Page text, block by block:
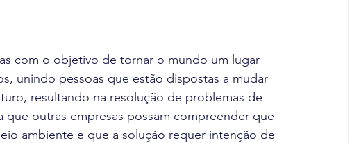
com o objetivo de tornar o mundo um lugar
unindo pessoas que estão dispostas a mudar
resultando na resolução de problemas de
outras empresas possam compreender que
ambiente e que a solução requer intenção de